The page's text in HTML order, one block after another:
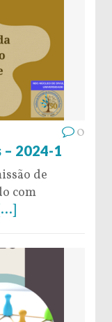
0
– 2024-1
de
com